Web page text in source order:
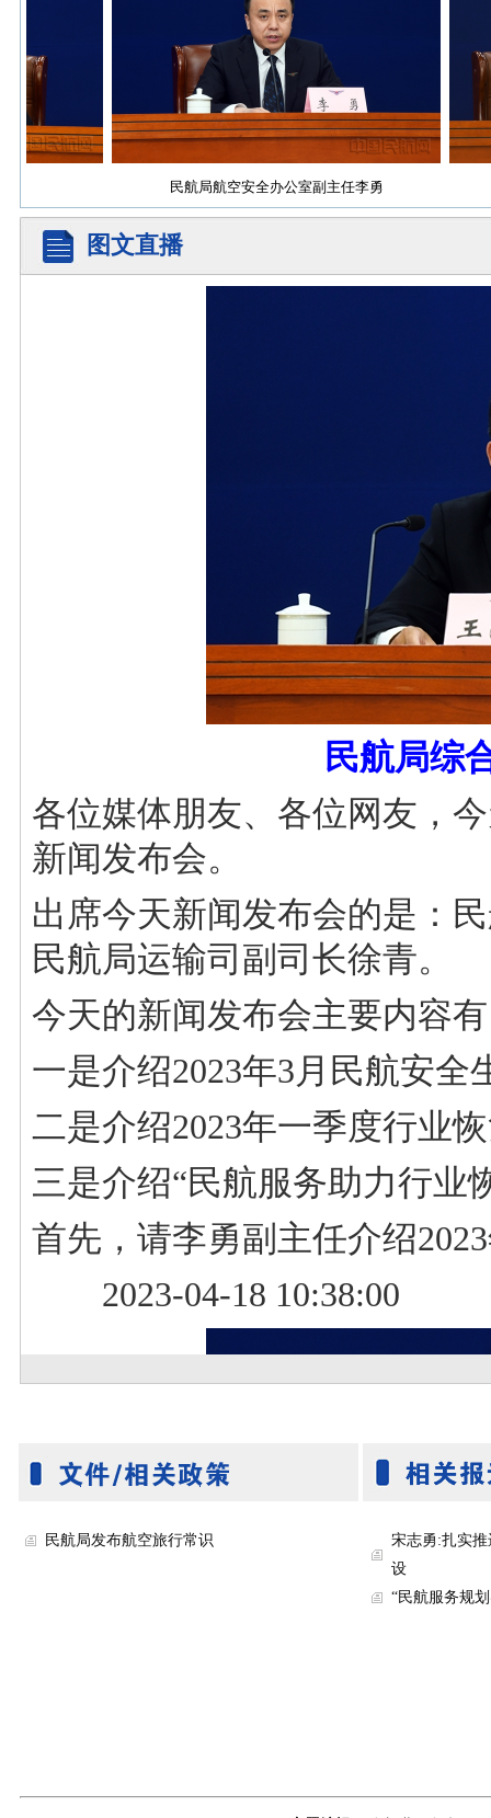
民航局航空安全办公室副主任李勇
民航局发布航空旅行常识
宋志勇:扎实
设
“民航服务规